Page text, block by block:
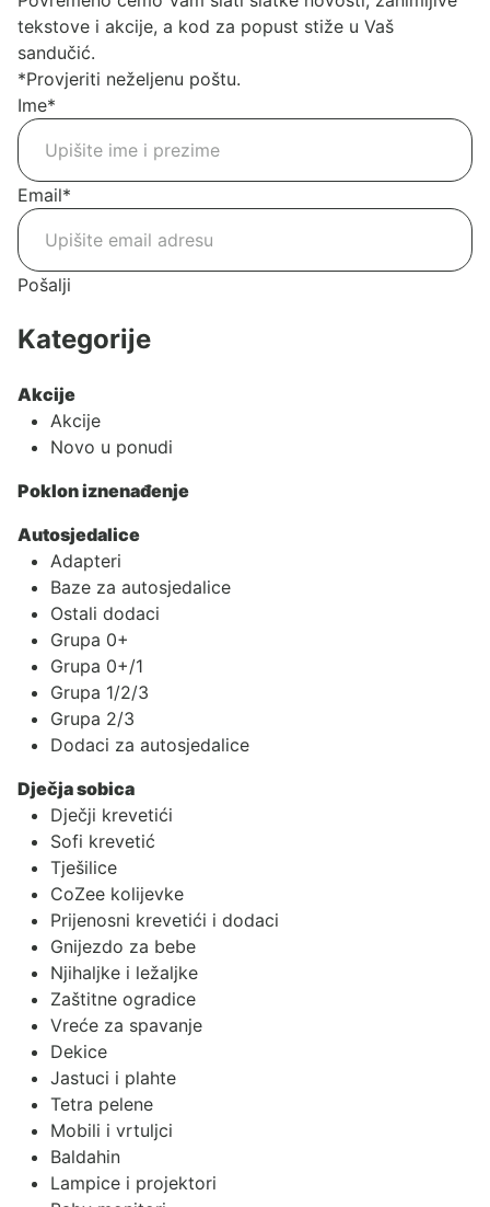
tekstove i akcije, a kod za popust stiže u Vaš
sandučić.
*Provjeriti neželjenu poštu.
Ime*
Email*
Pošalji
Kategorije
Akcije
Akcije
Novo u ponudi
Poklon iznenađenje
Autosjedalice
Adapteri
Baze za autosjedalice
Ostali dodaci
Grupa 0+
Grupa 0+/1
Grupa 1/2/3
Grupa 2/3
Dodaci za autosjedalice
Dječja sobica
Dječji krevetići
Sofi krevetić
Tješilice
CoZee kolijevke
Prijenosni krevetići i dodaci
Gnijezdo za bebe
Njihaljke i ležaljke
Zaštitne ogradice
Vreće za spavanje
Dekice
Jastuci i plahte
Tetra pelene
Mobili i vrtuljci
Baldahin
Lampice i projektori